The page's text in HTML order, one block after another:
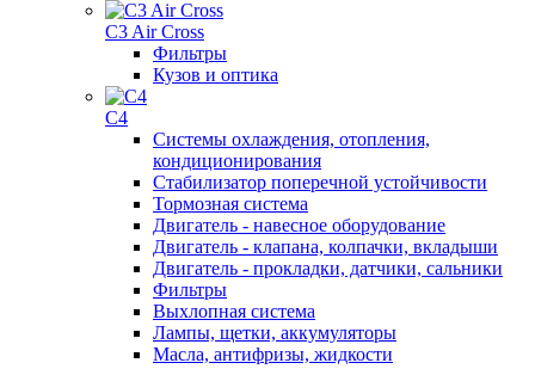
C3 Air Cross
Фильтры
Кузов и оптика
C4
Системы охлаждения, отопления,
кондиционирования
Стабилизатор поперечной устойчивости
Тормозная система
Двигатель - навесное оборудование
Двигатель - клапана, колпачки, вкладыши
Двигатель - прокладки, датчики, сальники
Фильтры
Выхлопная система
Лампы, щетки, аккумуляторы
Масла, антифризы, жидкости